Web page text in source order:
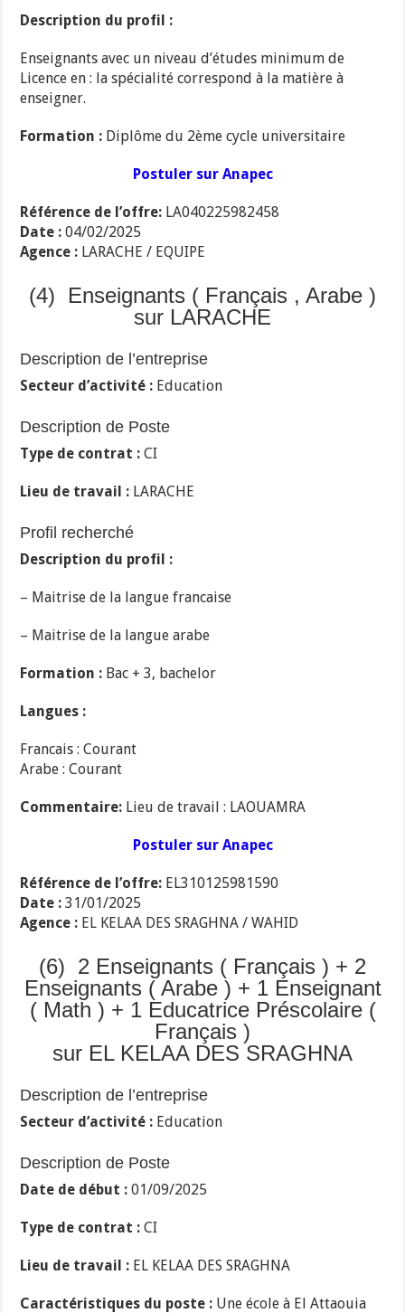
Description du profil :
Enseignants avec un niveau d’études minimum de
Licence en : la spécialité correspond à la matière à
enseigner.
Formation : Diplôme du 2ème cycle universitaire
Postuler sur Anapec
Référence de l’offre: LA040225982458
Date :04/02/2025
Agence : LARACHE / EQUIPE
(4) Enseignants ( Français , Arabe )
sur LARACHE
Description de l’entreprise
Secteur d’activité : Education
Description de Poste
Type de contrat :CI
Lieu de travail : LARACHE
Profil recherché
Description du profil :
– Maitrise de la langue francaise
– Maitrise de la langue arabe
Formation : Bac + 3, bachelor
Langues :
Francais : Courant
Arabe : Courant
Commentaire: Lieu de travail : LAOUAMRA
Postuler sur Anapec
Référence de l’offre: EL310125981590
Date :31/01/2025
Agence : EL KELAA DES SRAGHNA / WAHID
(6) 2 Enseignants ( Français ) + 2
Enseignants ( Arabe ) + 1 Enseignant
( Math ) + 1 Educatrice Préscolaire (
Français )
sur EL KELAA DES SRAGHNA
Description de l’entreprise
Secteur d’activité : Education
Description de Poste
Date de début :01/09/2025
Type de contrat :CI
Lieu de travail : EL KELAA DES SRAGHNA
Caractéristiques du poste : Une école à El Attaouia